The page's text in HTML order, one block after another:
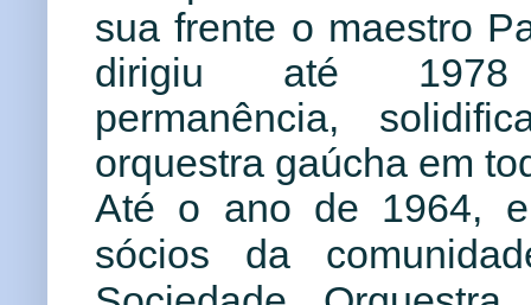
sua frente o maestro
dirigiu até
permanência,
orquestra gaúcha em
Até o ano de 1964,
sócios da